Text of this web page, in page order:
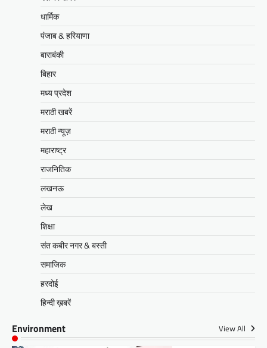
धार्मिक
पंजाब & हरियाणा
बाराबंकी
बिहार
मध्य प्रदेश
मराठी खबरें
मराठी न्यूज़
महाराष्ट्र
राजनितिक
लखनऊ
लेख
शिक्षा
संत कबीर नगर & बस्ती
समाजिक
हरदोई
हिन्दी ख़बरें
Environment View All